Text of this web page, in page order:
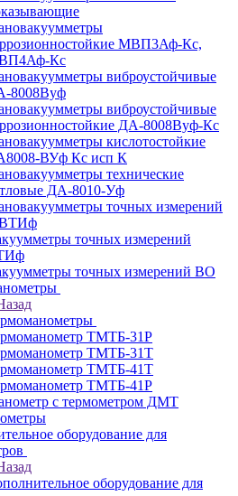
МВП3Аф-Кс,
Кс
виброустойчивые
8008Вуф
виброустойчивые
ДА-8008Вуф-Кс
кислотостойкие
ВУф Кс исп К
технические
ДА-8010-Уф
точных измерений
точных измерений
точных измерений ВО
ТМТБ-31Р
ТМТБ-31Т
ТМТБ-41Т
ТМТБ-41Р
с термометром ДМТ
оборудование для
оборудование для